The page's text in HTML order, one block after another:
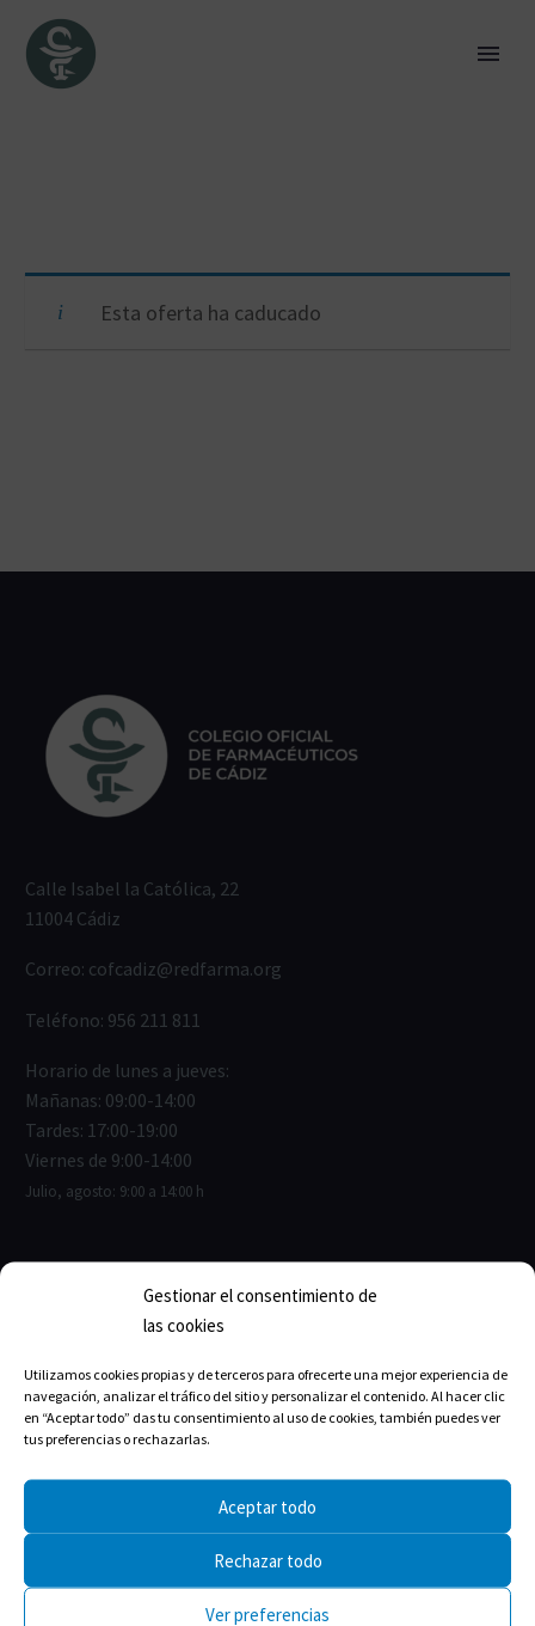
Gestionar el consentimiento de
las cookies
Utilizamos cookies propias y de terceros para ofrecerte una mejor experiencia de
navegación, analizar el tráfico del sitio y personalizar el contenido. Al hacer clic
en “Aceptar todo” das tu consentimiento al uso de cookies, también puedes ver
tus preferencias o rechazarlas.
Aceptar todo
Rechazar todo
Ver preferencias
Esta oferta ha caducado
Calle Isabel la Católica, 22
11004 Cádiz
Correo: cofcadiz@redfarma.org
Teléfono: 956 211 811
Horario de lunes a jueves:
Mañanas: 09:00-14:00
Tardes: 17:00-19:00
Viernes de 9:00-14:00
Julio, agosto: 9:00 a 14:00 h
ENLACES ÚTILES
Junta de Gobierno
Estructura del Colegio
La historia
TRANSPARENCIA